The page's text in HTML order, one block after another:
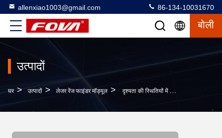
allenxiao1003@gmail.com 86-134-10031670
बोली
उत्पादों
घर > उत्पादों > लेजर रेंज फाइंडर मॉड्यूल > दृश्यता की स्थितियों में दृश्यता 8 किमी से कम नहीं है, विसारक परावर्तन ≥ 0 है।3, आर्द्रता ≤ 80%, 1550 एनएम सटीकता कम बिजली की खपत लेजर दूरी सेंसर RS232/RS422 इंटरफ़ेस के साथ